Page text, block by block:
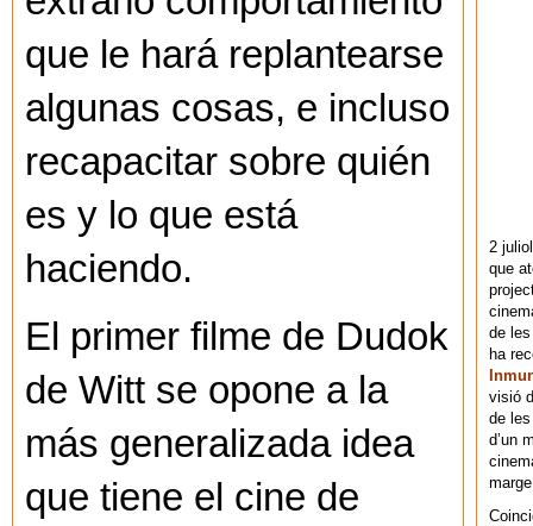
que le hará replantearse
algunas cosas, e incluso
recapacitar sobre quién
es y lo que está
haciendo.
El primer filme de Dudok
de Witt se opone a la
más generalizada idea
que tiene el cine de
2
que
de
ha
visió
de
d’un